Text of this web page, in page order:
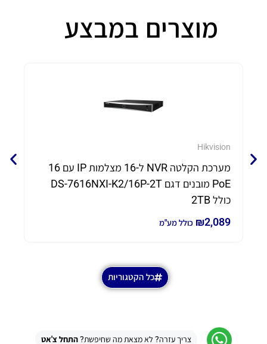
מוצרים במבצע
Hikvision
מערכת הקלטה NVR ל-16 מצלמות IP עם 16
PoE מובנים דגם DS-7616NXI-K2/16P-2T
כולל 2TB
₪2,089 כולל מע"מ
כל הקטגוריות
צריך עזרה? לא מצאת מה שחיפשת?התחל צ'אט